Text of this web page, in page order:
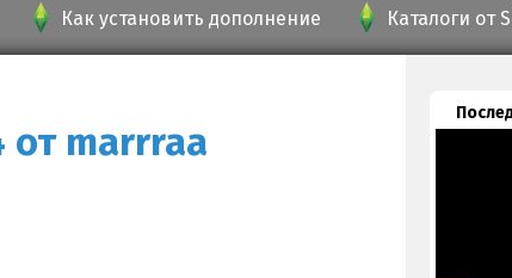
Как установить дополнение Каталоги от
от marrraa